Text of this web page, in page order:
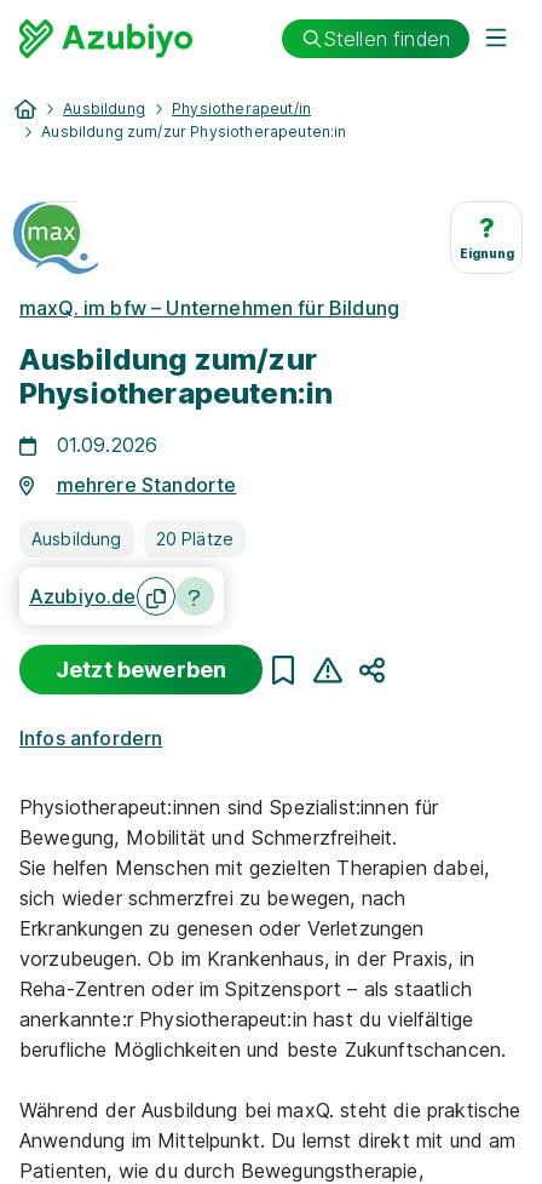
Stellen finden
Ausbildung
Physiotherapeut/in
Ausbildung zum/zur Physiotherapeuten:in
?
Eignung
maxQ. im bfw – Unternehmen für Bildung
Ausbildung zum/zur
Physiotherapeuten:in
01.09.2026
mehrere Standorte
Ausbildung 20 Plätze
Azubiyo.de
Jetzt bewerben
Infos anfordern
Physiotherapeut:innen sind Spezialist:innen für
Bewegung, Mobilität und Schmerzfreiheit.
Sie helfen Menschen mit gezielten Therapien dabei,
sich wieder schmerzfrei zu bewegen, nach
Erkrankungen zu genesen oder Verletzungen
vorzubeugen. Ob im Krankenhaus, in der Praxis, in
Reha-Zentren oder im Spitzensport – als staatlich
anerkannte:r Physiotherapeut:in hast du vielfältige
berufliche Möglichkeiten und beste Zukunftschancen.
Während der Ausbildung bei maxQ. steht die praktische
Anwendung im Mittelpunkt. Du lernst direkt mit und am
Patienten, wie du durch Bewegungstherapie,